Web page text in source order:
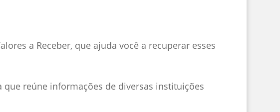
a Receber, que ajuda você a recuperar esses
que reúne informações de diversas instituições